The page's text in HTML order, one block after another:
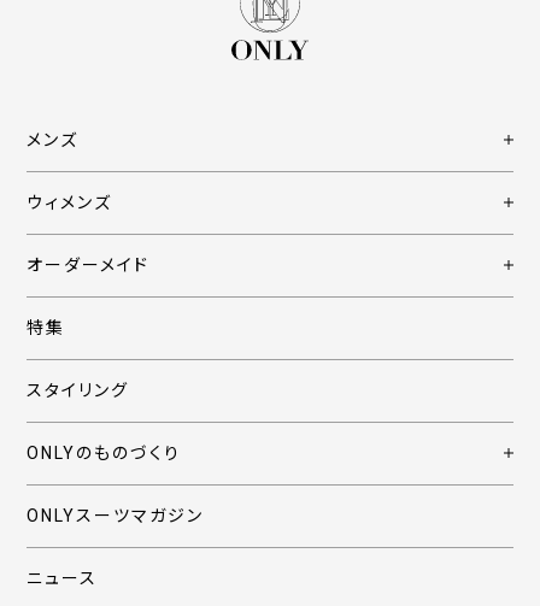
メンズ
ウィメンズ
オーダーメイド
特集
スタイリング
ONLYのものづくり
ONLYスーツマガジン
ニュース